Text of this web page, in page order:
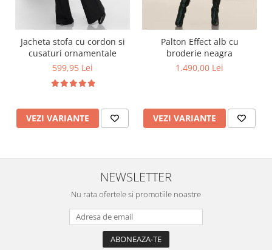
Jacheta stofa cu cordon si
cusaturi ornamentale
599,95 Lei
VEZI VARIANTE
Palton Effect alb cu
broderie neagra
1.490,00 Lei
VEZI VARIANTE
NEWSLETTER
Nu rata ofertele si promotiile noastre